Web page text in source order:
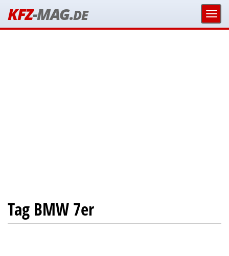
KFZ-MAG.DE
Tag BMW 7er